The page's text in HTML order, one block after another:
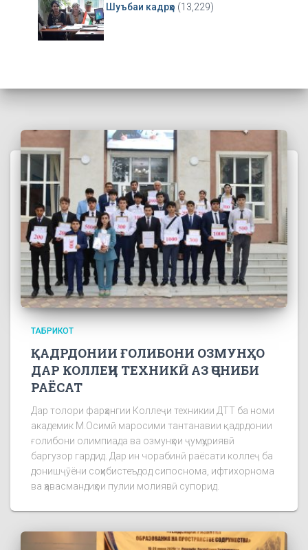
Шуъбаи кадрҳо (13,229)
ТАБРИКОТ
ҚАДРДОНИИ ҒОЛИБОНИ ОЗМУНҲО
ДАР КОЛЛЕҶИ ТЕХНИКӢ АЗ ҶОНИБИ
РАЁСАТ
Дар толори фарҳангии Коллеҷи техникии ДТТ ба номи
академик М.Осимӣ маросими тантанавии қадрдонии
ғолибони олимпиада ва озмунҳои ҷумҳуриявӣ
баргузор гардид. Дар ин чорабинӣ раёсати коллеҷ ба
донишҷӯёни соҳибистеъдод сипоснома, ифтихорнома
ва ҳавасмандиҳои пулии молиявӣ супорид.